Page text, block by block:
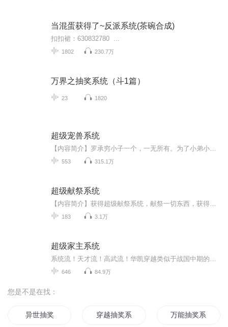
当混蛋获得了~反派系统(茶碗合成)
扣扣裙：630832780 ...
1802 230.7万
万界之抽奖系统（斗1篇）
23 1820
超级宠兽系统
553 315.1万
超级献祭系统
183 3.1万
超级家主系统
646 84.9万
您是不是在找：
异世抽奖 穿越抽奖系统 万能抽奖系统